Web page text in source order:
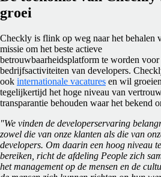
groei
Checkly is flink op weg naar het behalen
missie om het beste actieve
betrouwbaarheidsplatform te worden voor
bedrijfsactiviteiten van developers.
ook internationale vacatures en wil
tegelijkertijd het hoge niveau van
transparantie behouden waar het bekend
"We vinden de developerservaring
zowel die van onze klanten als die van
developers. Om daarin een hoog niveau te
bereiken, richt de afdeling People zich
het management op de mensen en de